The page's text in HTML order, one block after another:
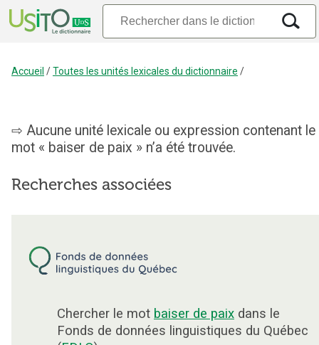
Accueil /Toutes les unités lexicales du dictionnaire /
Aucune unité lexicale ou expression contenant le
mot « baiser de paix » n’a été trouvée.
Recherches associées
Chercher le mot baiser de paix dans le
Fonds de données linguistiques du Québec